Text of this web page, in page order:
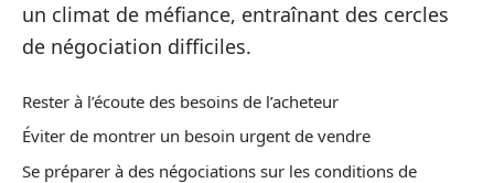
un climat de méfiance, entraînant des cercles
de négociation difficiles.
Rester à l’écoute des besoins de l’acheteur
Éviter de montrer un besoin urgent de vendre
Se préparer à des négociations sur les conditions de